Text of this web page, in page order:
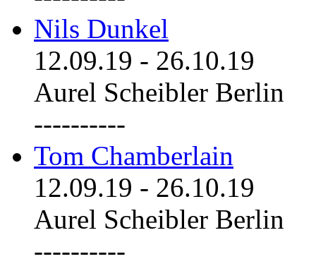
Nils Dunkel
12.09.19 - 26.10.19
Aurel Scheibler Berlin
----------
Tom Chamberlain
12.09.19 - 26.10.19
Aurel Scheibler Berlin
----------